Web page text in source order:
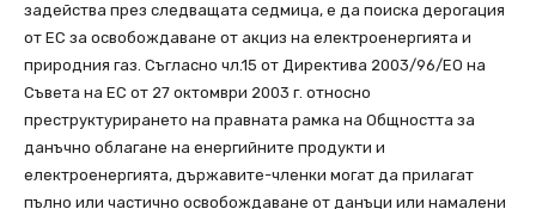
задейства през следващата седмица, е да поиска дерогация
от ЕС за освобождаване от акциз на електроенергията и
природния газ. Съгласно чл.15 от Директива 2003/96/ЕО на
Съвета на ЕС от 27 октомври 2003 г. относно
преструктурирането на правната рамка на Общността за
данъчно облагане на енергийните продукти и
електроенергията, държавите-членки могат да прилагат
пълно или частично освобождаване от данъци или намалени